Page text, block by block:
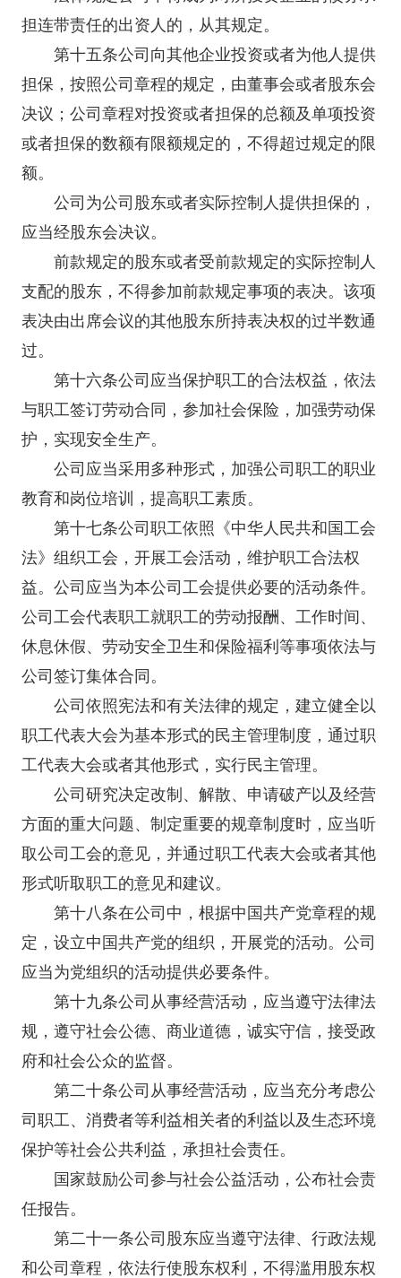
担连带责任的出资人的，从其规定。
第十五条公司向其他企业投资或者为他人提供
担保，按照公司章程的规定，由董事会或者股东会
决议；公司章程对投资或者担保的总额及单项投资
或者担保的数额有限额规定的，不得超过规定的限
额。
公司为公司股东或者实际控制人提供担保的，
应当经股东会决议。
前款规定的股东或者受前款规定的实际控制人
支配的股东，不得参加前款规定事项的表决。该项
表决由出席会议的其他股东所持表决权的过半数通
过。
第十六条公司应当保护职工的合法权益，依法
与职工签订劳动合同，参加社会保险 ，加强劳动保
护，实现安全生产。
公司应当采用多种形式，加强公司职工的职业
教育和岗位培训，提高职工素质。
第十七条公司职工依照《中华人民共和国工会
法》组织工会，开展工会活动，维护职工合法权
益。公司应当为本公司工会提供必要的活动条件。
公司工会代表职工就职工的劳动报酬、工作时间、
休息休假、劳动安全卫生和保险福利等事项依法与
公司签订集体合同。
公司依照宪法和有关法律的规定，建立健全以
职工代表大会为基本形式的民主管理制度，通过职
工代表大会或者其他形式，实行民主管理。
公司研究决定改制、解散、申请破产以及经营
方面的重大问题、制定重要的规章制度时，应当听
取公司工会的意见，并通过职工代表大会或者其他
形式听取职工的意见和建议。
第十八条在公司中，根据中国共产党章程的规
定，设立中国共产党的组织，开展党的活动。公司
应当为党组织的活动提供必要条件。
第十九条公司从事经营活动，应当遵守法律法
规，遵守社会公德、商业道德，诚实守信，接受政
府和社会公众的监督。
第二十条公司从事经营活动，应当充分考虑公
司职工、消费者等利益相关者的利益以及生态环境
保护等社会公共利益，承担社会责任。
国家鼓励公司参与社会公益活动，公布社会责
任报告。
第二十一条公司股东应当遵守法律、行政法规
和公司章程，依法行使股东权利，不得滥用股东权